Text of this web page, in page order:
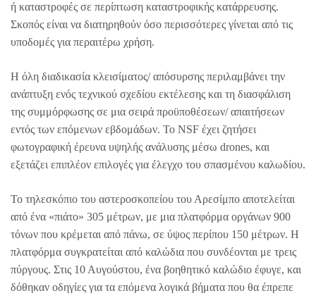
ή καταστροφές σε περίπτωση καταστροφικής κατάρρευσης.
Σκοπός είναι να διατηρηθούν όσο περισσότερες γίνεται από τις
υποδομές για περαιτέρω χρήση.
Η όλη διαδικασία κλεισίματος/ απόσυρσης περιλαμβάνει την
ανάπτυξη ενός τεχνικού σχεδίου εκτέλεσης και τη διασφάλιση
της συμμόρφωσης σε μια σειρά προϋποθέσεων/ απαιτήσεων
εντός των επόμενων εβδομάδων. Το NSF έχει ζητήσει
φωτογραφική έρευνα υψηλής ανάλυσης μέσω drones, και
εξετάζει επιπλέον επιλογές για έλεγχο του σπασμένου καλωδίου.
Το τηλεσκόπιο του αστεροσκοπείου του Αρεσίμπο αποτελείται
από ένα «πιάτο» 305 μέτρων, με μια πλατφόρμα οργάνων 900
τόνων που κρέμεται από πάνω, σε ύψος περίπου 150 μέτρων. Η
πλατφόρμα συγκρατείται από καλώδια που συνδέονται με τρεις
πύργους. Στις 10 Αυγούστου, ένα βοηθητικό καλώδιο έφυγε, και
δόθηκαν οδηγίες για τα επόμενα λογικά βήματα που θα έπρεπε